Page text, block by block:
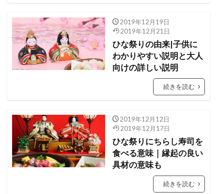
2019年12月19日
2019年12月21日
ひな祭りの由来|子供に
わかりやすい説明と大人
向けの詳しい説明
続きを読む
2019年12月12日
2019年12月17日
ひな祭りにちらし寿司を
食べる意味｜縁起の良い
具材の意味も
続きを読む